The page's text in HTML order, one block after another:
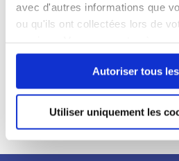
avec d'autres informations que
ou qu'ils ont collectées lors de
continuez à utiliser notre site
Autoriser tous
Utiliser uniquement les
de